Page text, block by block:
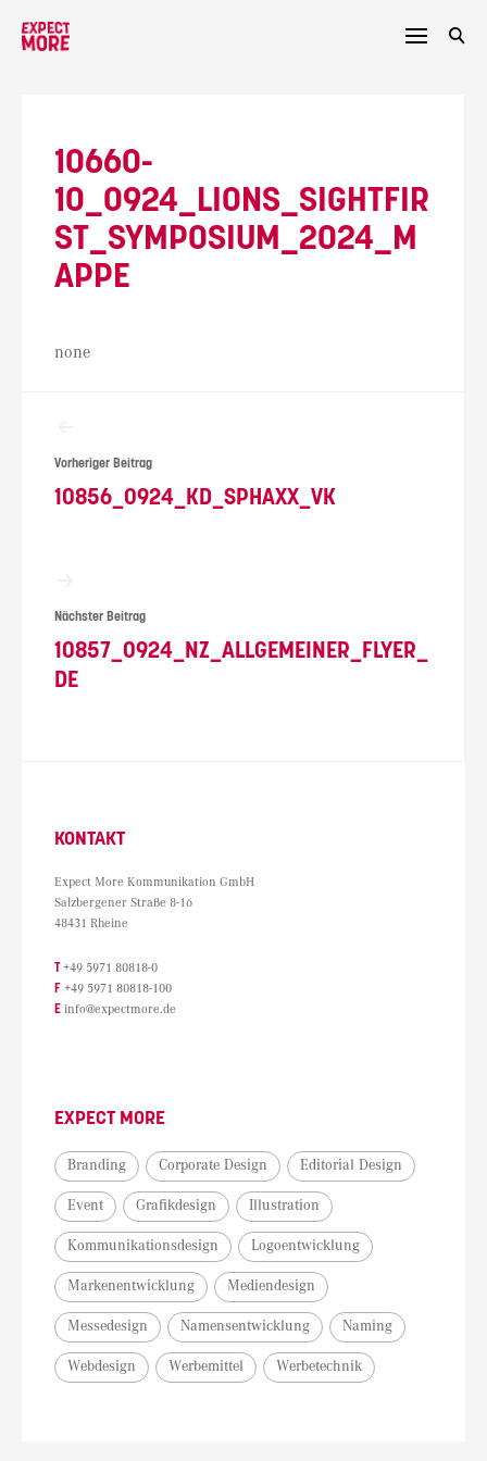
10660-
10_0924_LIONS_SIGHTFIR
ST_SYMPOSIUM_2024_M
APPE
none
Vorheriger Beitrag
10856_0924_KD_SPHAXX_VK
Nächster Beitrag
10857_0924_NZ_ALLGEMEINER_FLYER_
DE
KONTAKT
Expect More Kommunikation GmbH
Salzbergener Straße 8-16
48431 Rheine
T +49 5971 80818-0
F +49 5971 80818-100
E info@expectmore.de
EXPECT MORE
Branding Corporate Design Editorial Design
Event Grafikdesign Illustration
Kommunikationsdesign Logoentwicklung
Markenentwicklung Mediendesign
Messedesign Namensentwicklung Naming
Webdesign Werbemittel Werbetechnik